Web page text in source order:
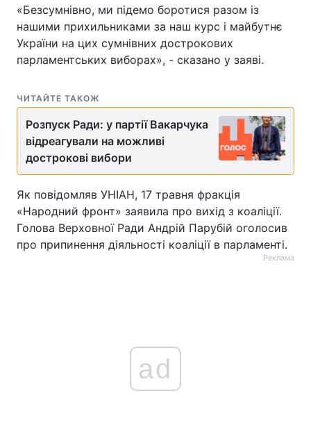
«Безсумнівно, ми підемо боротися разом із
нашими прихильниками за наш курс і майбутнє
України на цих сумнівних дострокових
парламентських виборах», - сказано у заяві.
ЧИТАЙТЕ ТАКОЖ
Розпуск Ради: у партії Вакарчука
відреагували на можливі
дострокові вибори
Як повідомляв УНІАН, 17 травня фракція
«Народний фронт» заявила про вихід з коаліції.
Голова Верховної Ради Андрій Парубій оголосив
про припинення діяльності коаліції в парламенті.
Реклама
ad